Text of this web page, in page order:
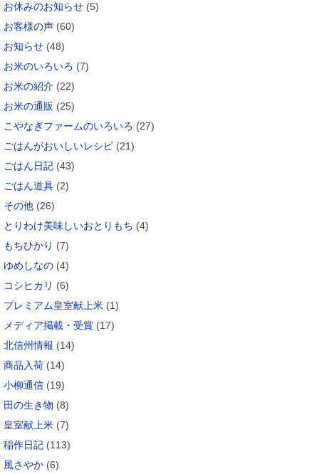
お休みのお知らせ (5)
お客様の声 (60)
お知らせ (48)
お米のいろいろ (7)
お米の紹介 (22)
お米の通販 (25)
こやなぎファームのいろいろ (27)
ごはんがおいしいレシピ (21)
ごはん日記 (43)
ごはん道具 (2)
その他 (26)
とりわけ美味しいおとりもち (4)
もちひかり (7)
ゆめしなの (4)
コシヒカリ (6)
プレミアム皇室献上米 (1)
メディア掲載・受賞 (17)
北信州情報 (14)
商品入荷 (14)
小柳通信 (19)
田の生き物 (8)
皇室献上米 (7)
稲作日記 (113)
風さやか (6)